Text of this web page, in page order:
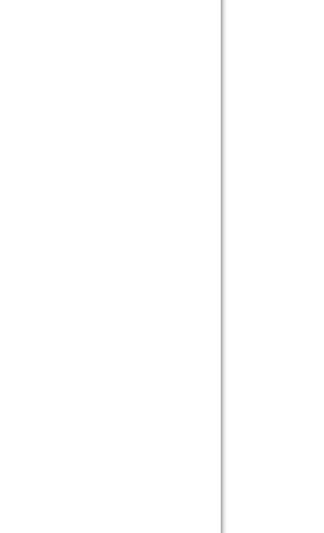
elegir en la página de producto
hasta 1.665,00€
variantes. Las opciones se pueden